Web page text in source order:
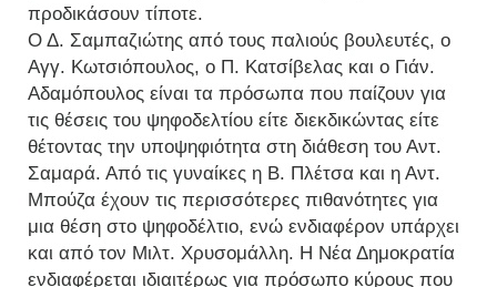
προδικάσουν τίποτε.
Ο Δ. Σαμπαζιώτης από τους παλιούς βουλευτές, ο
Αγγ. Κωτσιόπουλος, ο Π. Κατσίβελας και ο Γιάν.
Αδαμόπουλος είναι τα πρόσωπα που παίζουν για
τις θέσεις του ψηφοδελτίου είτε διεκδικώντας είτε
θέτοντας την υποψηφιότητα στη διάθεση του Αντ.
Σαμαρά. Από τις γυναίκες η Β. Πλέτσα και η Αντ.
Μπούζα έχουν τις περισσότερες πιθανότητες για
μια θέση στο ψηφοδέλτιο, ενώ ενδιαφέρον υπάρχει
και από τον Μιλτ. Χρυσομάλλη. Η Νέα Δημοκρατία
ενδιαφέρεται ιδιαιτέρως για πρόσωπο κύρους που